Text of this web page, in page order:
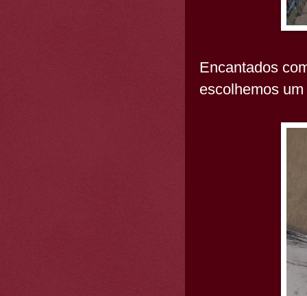
Encantados
escolhemos